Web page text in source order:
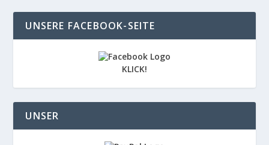
UNSERE FACEBOOK-SEITE
KLICK!
UNSER